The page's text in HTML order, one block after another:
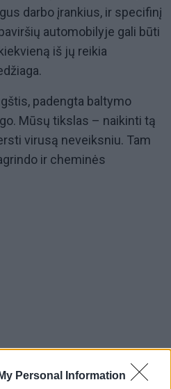
Personal Information
darbo įrankius, ir specifinį
automobilyje gali būti
iš jų reikia
padengta baltymo
Mūsų tikslas – naikinti tą
virusą neveiksniu. Tam
ir cheminės